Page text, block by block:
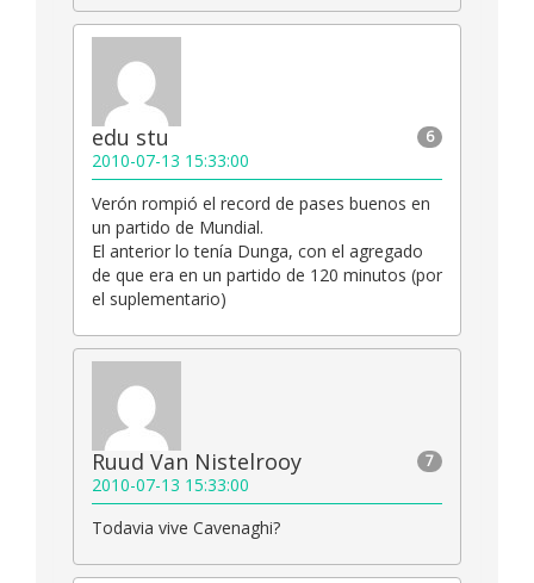
6
edu stu
2010-07-13 15:33:00
Verón rompió el record de pases buenos en
un partido de Mundial.
El anterior lo tenía Dunga, con el agregado
de que era en un partido de 120 minutos (por
el suplementario)
7
Ruud Van Nistelrooy
2010-07-13 15:33:00
Todavia vive Cavenaghi?